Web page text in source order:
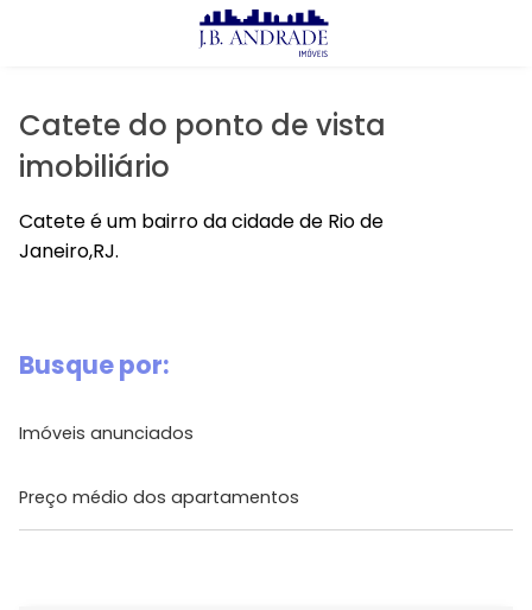
Alugar
Lançamentos
J.B Andrade
Lançamentos
Avalie seu Imóvel
Aluguel
Catete do ponto de vista
imobiliário
Catete é um bairro da cidade de Rio de
Janeiro,RJ.
Busque por:
Imóveis anunciados
Preço médio dos apartamentos